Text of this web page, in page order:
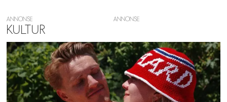
ANNONSE
KULTUR